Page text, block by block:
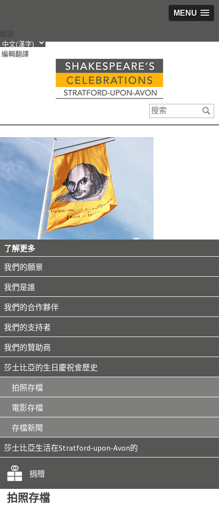
MENU
轉
到
編輯翻譯
了解更多
我們的願景
我們是誰
我們的合作夥伴
我們的支持者
我們的贊助商
莎士比亞的生日慶祝會歷史
拍照存檔
電影存檔
存檔新聞
莎士比亞生活在Stratford-upon-Avon的
捐贈
拍照存檔